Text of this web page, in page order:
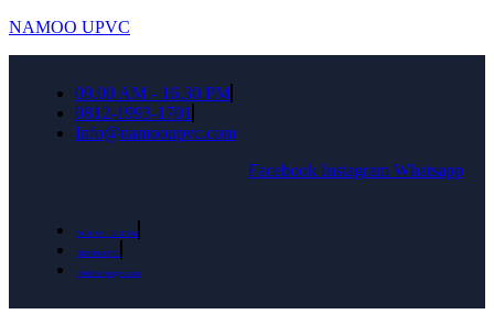
NAMOO UPVC
09.00 AM - 16.30 PM
0812-1993-1701
Info@namooupvc.com
Facebook Instagram Whatsapp
09.00 AM - 16.30 PM
0812-1993-1701
Info@namooupvc.com